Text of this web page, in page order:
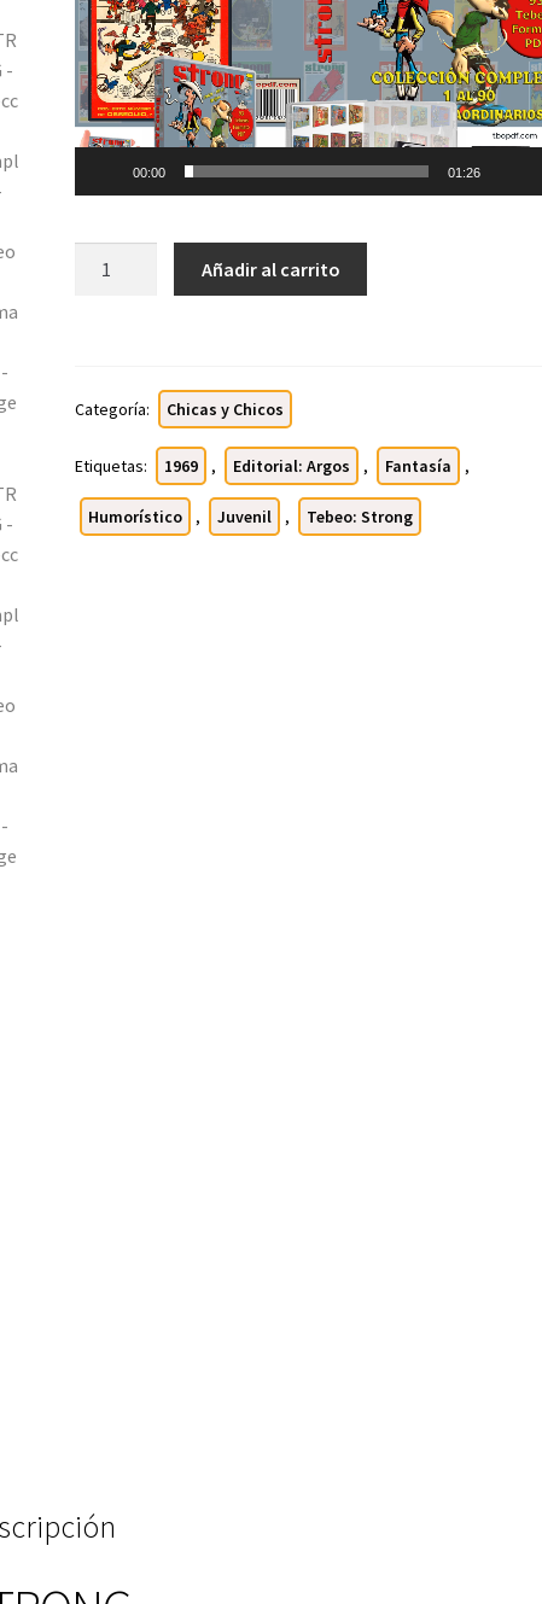
00:00 01:26
93
En
Formato
PDF
Añadir al carrito
Categoría: Chicas y Chicos
Etiquetas: 1969 , Editorial: Argos , Fantasía ,
Humorístico , Juvenil , Tebeo: Strong